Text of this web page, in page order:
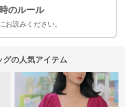
のルール
お読みください。
の人気アイテム